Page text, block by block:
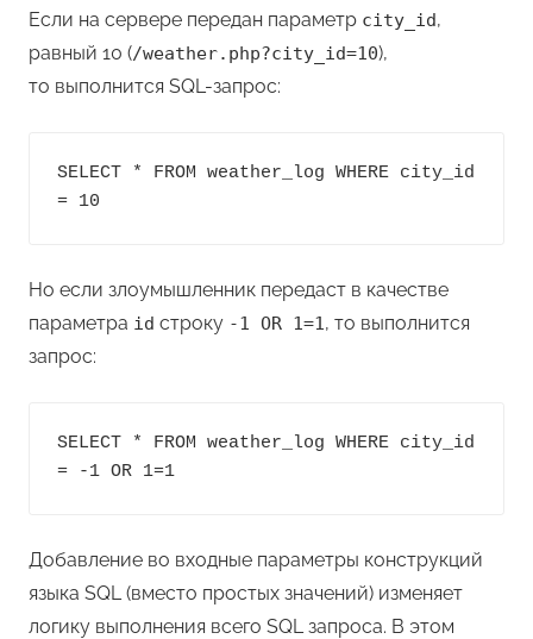
Если на сервере передан параметр city_id,
равный 10 (/weather.php?city_id=10),
то выполнится SQL-запрос:
SELECT * FROM weather_log WHERE city_id
Но если злоумышленник передаст в качестве
параметра id строку -1 OR 1=1, то выполнится
запрос:
SELECT * FROM weather_log WHERE city_id
= -1 OR 1=1
Добавление во входные параметры конструкций
языка SQL (вместо простых значений) изменяет
логику выполнения всего SQL запроса. В этом